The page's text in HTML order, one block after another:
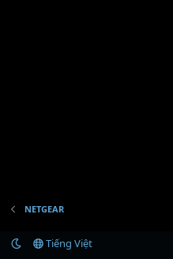
NETGEAR
Tiếng Việt